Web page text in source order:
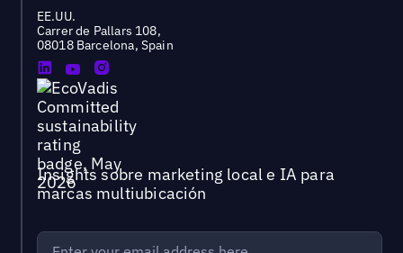
EE.UU.
Carrer de Pallars 108,
08018 Barcelona, Spain
Insights sobre marketing local e IA para
marcas multiubicación